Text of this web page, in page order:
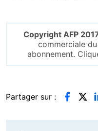
Copyright AFP
commerciale
abonnement.
Partager sur :